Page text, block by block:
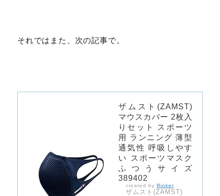
それではまた、次の記事で。
ザムスト(ZAMST)
マウスカバー 2枚入
りセット スポーツ
用 ランニング 薄型
通気性 呼吸しやす
い スポーツマスク
ふつうサイズ
389402
created by Rinker
ザムスト(ZAMST)